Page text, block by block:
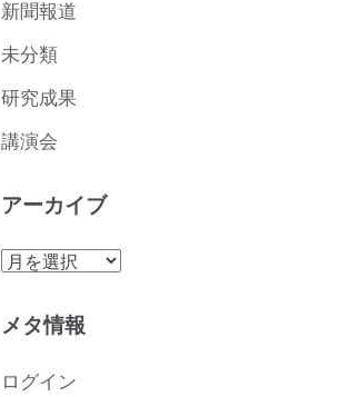
新聞報道
未分類
研究成果
講演会
アーカイブ
ア
カ
ブ
メタ情報
ログイン